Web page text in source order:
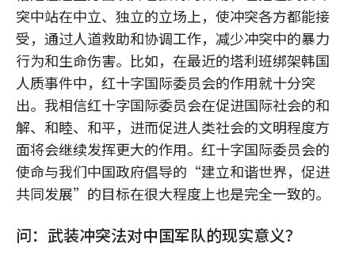
突中站在中立、独立的立场上，使冲突各方都能接
受，通过人道救助和协调工作，减少冲突中的暴力
行为和生命伤害。比如，在最近的塔利班绑架韩国
人质事件中，红十字国际委员会的作用就十分突
出。我相信红十字国际委员会在促进国际社会的和
解、和睦、和平，进而促进人类社会的文明程度方
面将会继续发挥更大的作用。红十字国际委员会的
使命与我们中国政府倡导的“建立和谐世界，促进
共同发展”的目标在很大程度上也是完全一致的。
问：武装冲突法对中国军队的现实意义？